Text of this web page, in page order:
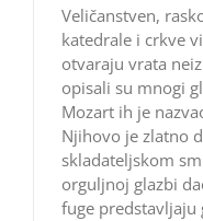
Veličanstven,
katedrale i crkve
otvaraju vrata
opisali su mnogi
Mozart ih je
Njihovo je zlatno
skladateljskom
orguljnoj glazbi
fuge predstavljaju